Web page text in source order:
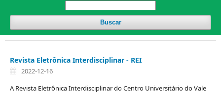
Buscar
Revista Eletrônica Interdisciplinar - REI
2022-12-16
A Revista Eletrônica Interdisciplinar do Centro Universitário do Vale